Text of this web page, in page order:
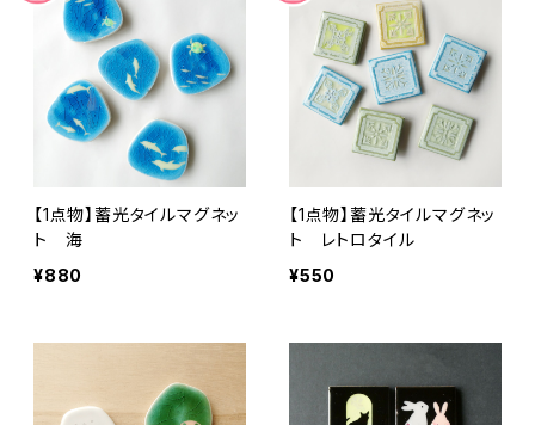
【1点物】蓄光タイルマグネッ
ト 海
¥880
【1点物】蓄光タイルマグネッ
ト レトロタイル
¥550